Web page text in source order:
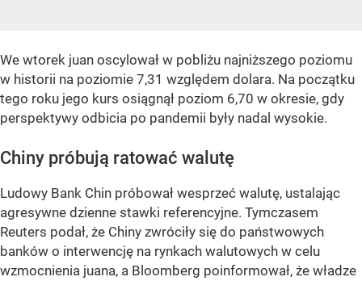
We wtorek juan oscylował w pobliżu najniższego poziomu
w historii na poziomie 7,31 względem dolara. Na początku
tego roku jego kurs osiągnął poziom 6,70 w okresie, gdy
perspektywy odbicia po pandemii były nadal wysokie.
Chiny próbują ratować walutę
Ludowy Bank Chin próbował wesprzeć walutę, ustalając
agresywne dzienne stawki referencyjne. Tymczasem
Reuters podał, że Chiny zwróciły się do państwowych
banków o interwencję na rynkach walutowych w celu
wzmocnienia juana, a Bloomberg poinformował, że władze